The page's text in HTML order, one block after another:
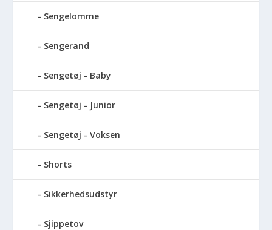
Sengelomme
Sengerand
Sengetøj - Baby
Sengetøj - Junior
Sengetøj - Voksen
Shorts
Sikkerhedsudstyr
Sjippetov